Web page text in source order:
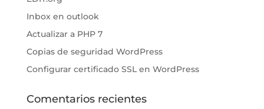
Inbox en outlook
Actualizar a PHP 7
Copias de seguridad WordPress
Configurar certificado SSL en WordPress
Comentarios recientes